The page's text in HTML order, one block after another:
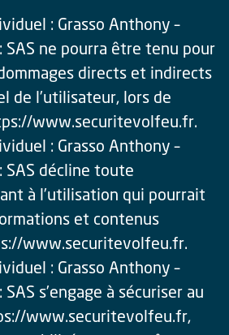
: Grasso Anthony –
SAS ne pourra être tenu pour
directs et indirects
de l’utilisateur, lors de
www.securitevolfeu.fr.
: Grasso Anthony –
SAS décline toute
à l’utilisation qui pourrait
et contenus
www.securitevolfeu.fr.
: Grasso Anthony –
s’engage à sécuriser au
www.securitevolfeu.fr,